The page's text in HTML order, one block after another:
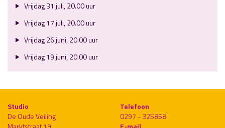
Vrijdag 31 juli, 20.00 uur
Vrijdag 17 juli, 20.00 uur
Vrijdag 26 juni, 20.00 uur
Vrijdag 19 juni, 20.00 uur
Studio
De Oude Veiling
Telefoon
0297 - 325858